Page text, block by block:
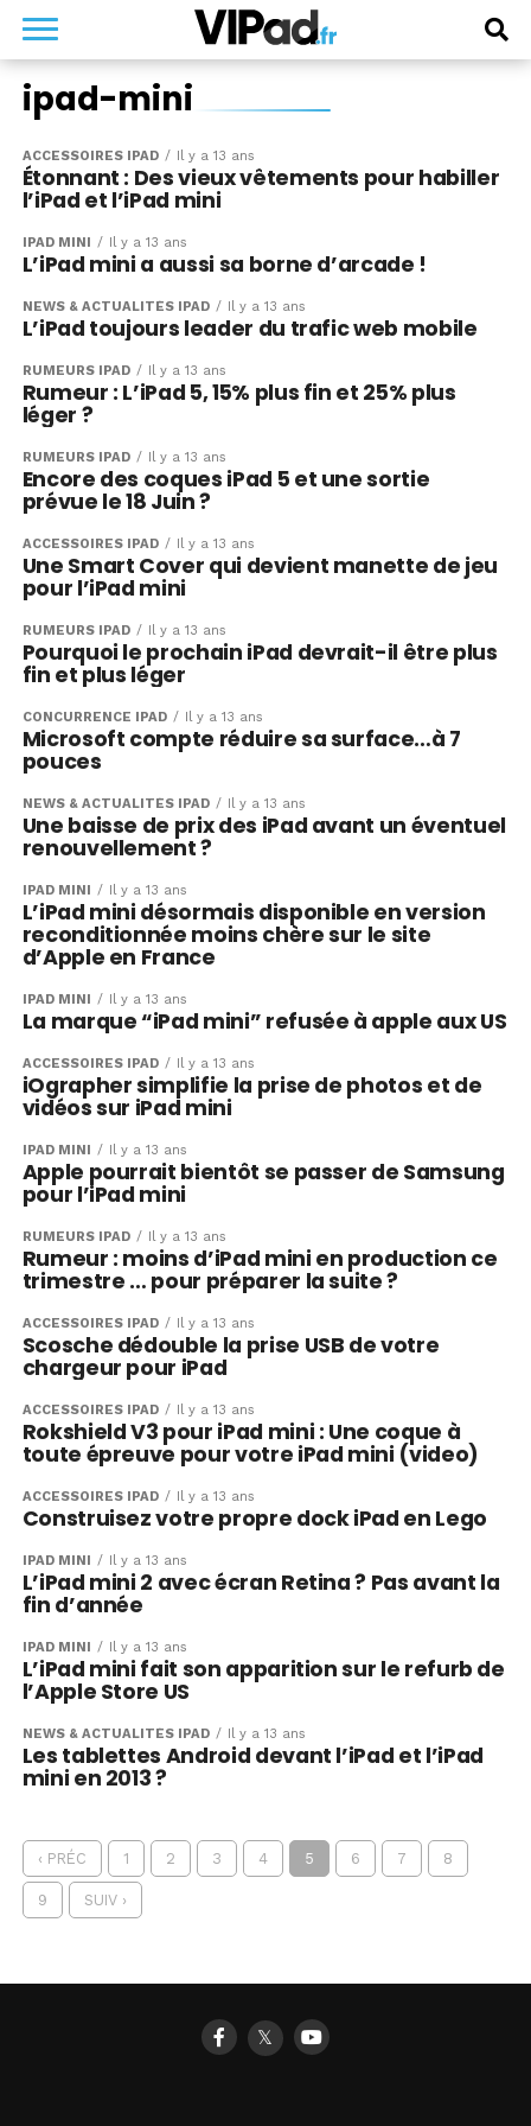
ipad-mini
ACCESSOIRES IPAD Il y a 13 ans
Étonnant : Des vieux vêtements pour habiller
l’iPad et l’iPad mini
IPAD MINI Il y a 13 ans
L’iPad mini a aussi sa borne d’arcade !
NEWS & ACTUALITÉS IPAD Il y a 13 ans
L’iPad toujours leader du trafic web mobile
RUMEURS IPAD Il y a 13 ans
Rumeur : L’iPad 5, 15% plus fin et 25% plus
léger ?
RUMEURS IPAD Il y a 13 ans
Encore des coques iPad 5 et une sortie
prévue le 18 Juin ?
ACCESSOIRES IPAD Il y a 13 ans
Une Smart Cover qui devient manette de jeu
pour l’iPad mini
RUMEURS IPAD Il y a 13 ans
Pourquoi le prochain iPad devrait-il être plus
fin et plus léger
CONCURRENCE IPAD Il y a 13 ans
Microsoft compte réduire sa surface…à 7
pouces
NEWS & ACTUALITÉS IPAD Il y a 13 ans
Une baisse de prix des iPad avant un éventuel
renouvellement ?
IPAD MINI Il y a 13 ans
L’iPad mini désormais disponible en version
reconditionnée moins chère sur le site
d’Apple en France
IPAD MINI Il y a 13 ans
La marque “iPad mini” refusée à apple aux US
ACCESSOIRES IPAD Il y a 13 ans
iOgrapher simplifie la prise de photos et de
vidéos sur iPad mini
IPAD MINI Il y a 13 ans
Apple pourrait bientôt se passer de Samsung
pour l’iPad mini
RUMEURS IPAD Il y a 13 ans
Rumeur : moins d’iPad mini en production ce
trimestre … pour préparer la suite ?
ACCESSOIRES IPAD Il y a 13 ans
Scosche dédouble la prise USB de votre
chargeur pour iPad
ACCESSOIRES IPAD Il y a 13 ans
Rokshield V3 pour iPad mini : Une coque à
toute épreuve pour votre iPad mini (video)
ACCESSOIRES IPAD Il y a 13 ans
Construisez votre propre dock iPad en Lego
IPAD MINI Il y a 13 ans
L’iPad mini 2 avec écran Retina ? Pas avant la
fin d’année
IPAD MINI Il y a 13 ans
L’iPad mini fait son apparition sur le refurb de
l’Apple Store US
NEWS & ACTUALITÉS IPAD Il y a 13 ans
Les tablettes Android devant l’iPad et l’iPad
mini en 2013 ?
‹ PRÉC 1 2 3 4 5 6 7 8
9 SUIV ›
𝕏